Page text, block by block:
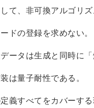
て、非可換アルゴリ
ドの登録を求めない。
ータは生成と同時に「
は量子耐性である。
義すべてをカバーす